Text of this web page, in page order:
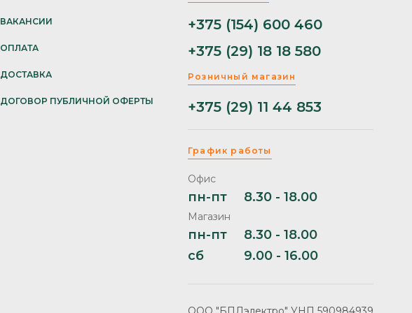
ВАКАНСИИ
ОПЛАТА
ДОСТАВКА
ДОГОВОР ПУБЛИЧНОЙ ОФЕРТЫ
+375 (154) 600 460
+375 (29) 18 18 580
Розничный магазин
+375 (29) 11 44 853
График работы
Офис
пн-пт 8.30 - 18.00
Магазин
пн-пт
8.30 - 18.00
сб
9.00 - 16.00